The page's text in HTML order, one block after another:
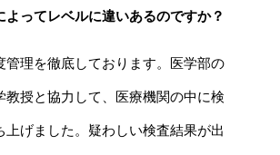
よってレベルに違いあるのですか？
管理を徹底しております。医学部の
教授と協力して、医療機関の中に検
上げました。疑わしい検査結果が出